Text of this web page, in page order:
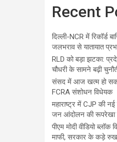
Recent
दिल्ली-NCR में रिकॉर्ड
जलभराव से यातायात
RLD को बड़ा झटका:
चौधरी के सामने बढ़ी
संसद में आज खत्म हो
FCRA संशोधन विधेयक
महाराष्ट्र में CJP की
जन आंदोलन की रूपरेखा
पीएम मोदी वीडियो
माफी, सरकार के कड़े रुख